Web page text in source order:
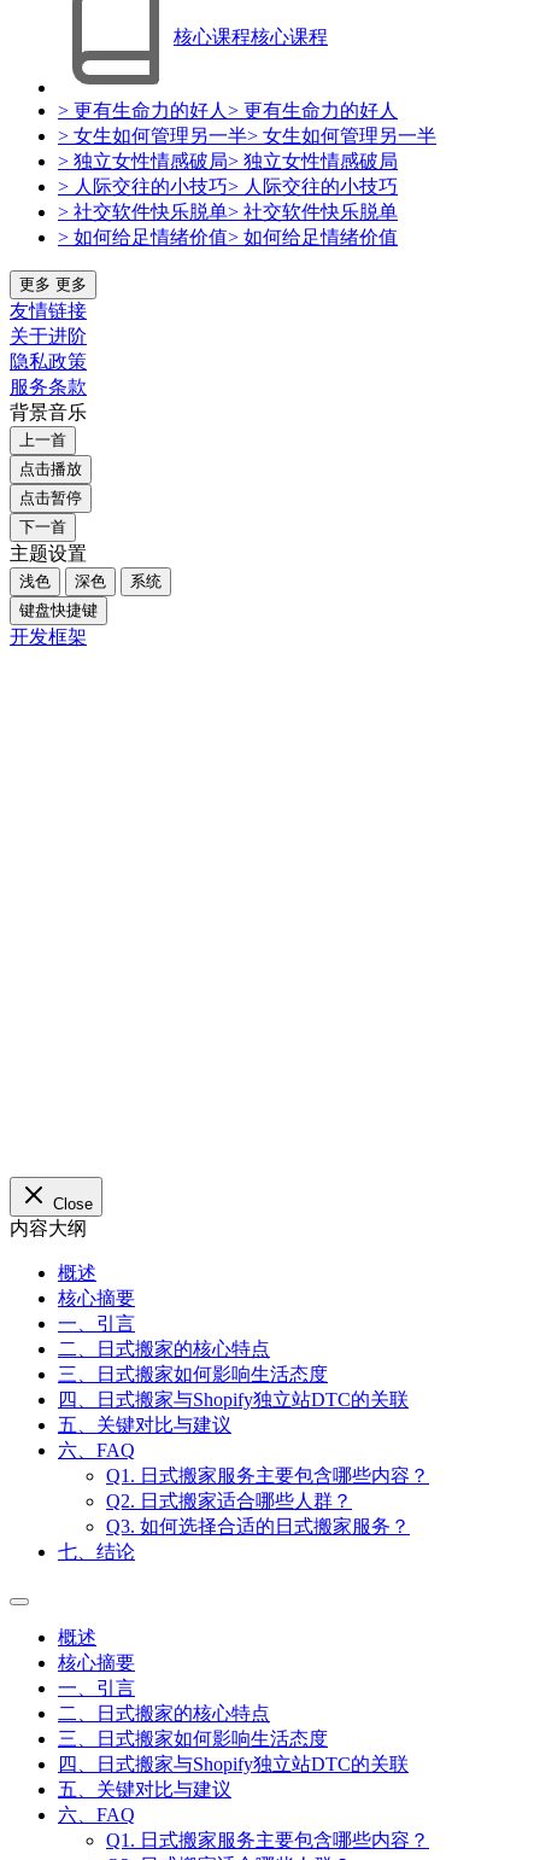
核心课程核心课程
> 更有生命力的好人 > 更有生命力的好人
> 女生如何管理另一半> 女生如何管理另一半
> 独立女性情感破局> 独立女性情感破局
> 人际交往的小技巧> 人际交往的小技巧
> 社交软件快乐脱单> 社交软件快乐脱单
> 如何给足情绪价值> 如何给足情绪价值
更多 更多
友情链接
关于进阶
隐私政策
服务条款
背景音乐
上一首
点击播放
点击暂停
下一首
主题设置
浅色 深色
系统
键盘快捷键
开发框架
二、日式搬家的核心特点
三、日式搬家如何影响生活态度
四、日式搬家与Shopify独立站DTC的关联
五、关键对比与建议
六、FAQ
Q1. 日式搬家服务主要包含哪些内容？
Q2. 日式搬家适合哪些人群？
Q3. 如何选择合适的日式搬家服务？
七、结论